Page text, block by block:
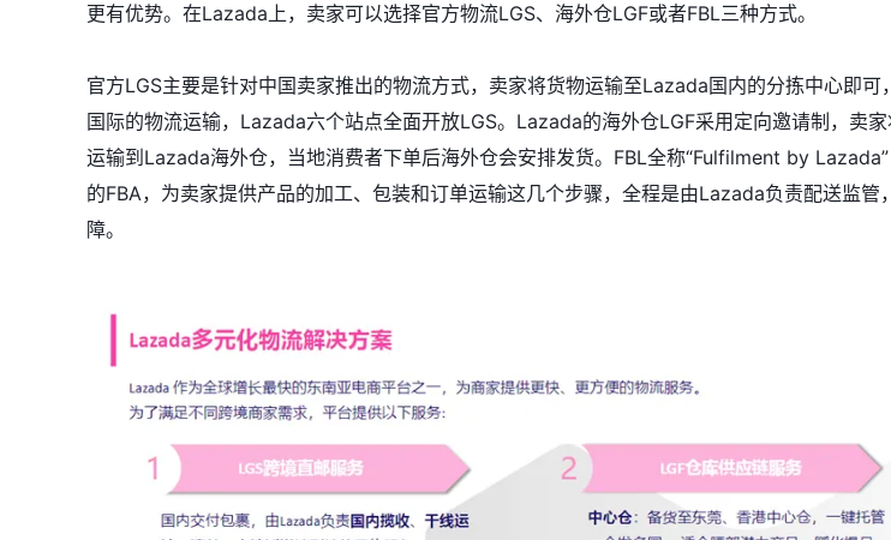
更有优势。在Lazada上，卖家可以选择官方物流LGS、海外仓LGF或者FBL三种方式。
官方LGS主要是针对中国卖家推出的物流方式，卖家将货物运输至Lazada国内的分拣中心即可
国际的物流运输，Lazada六个站点全面开放LGS。Lazada的海外仓LGF采用定向邀请制，卖
运输到Lazada海外仓，当地消费者下单后海外仓会安排发货。FBL全称“Fulfilment by
的FBA，为卖家提供产品的加工、包装和订单运输这几个步骤，全程是由Lazada负责配送监管
障。